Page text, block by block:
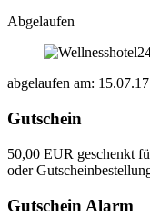
Abgelaufen
abgelaufen am: 15.07.17
Gutschein
50,00 EUR geschenkt
oder
Gutschein Alarm